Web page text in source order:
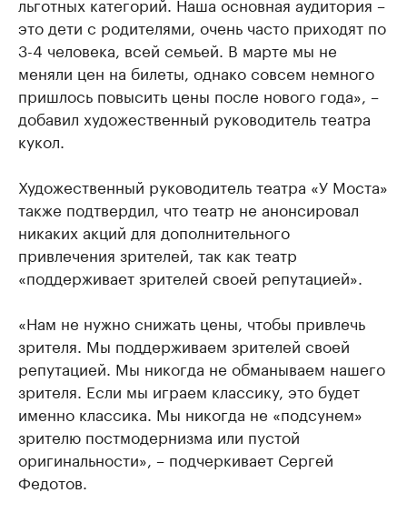
это дети с родителями, очень часто приходят по
3-4 человека, всей семьей. В марте мы не
меняли цен на билеты, однако совсем немного
пришлось повысить цены после нового года», –
добавил художественный руководитель театра
кукол.
Художественный руководитель театра «У Моста»
также подтвердил, что театр не анонсировал
никаких акций для дополнительного
привлечения зрителей, так как театр
«поддерживает зрителей своей репутацией».
«Нам не нужно снижать цены, чтобы привлечь
зрителя. Мы поддерживаем зрителей своей
репутацией. Мы никогда не обманываем нашего
зрителя. Если мы играем классику, это будет
именно классика. Мы никогда не «подсунем»
зрителю постмодернизма или пустой
оригинальности», – подчеркивает Сергей
Федотов.